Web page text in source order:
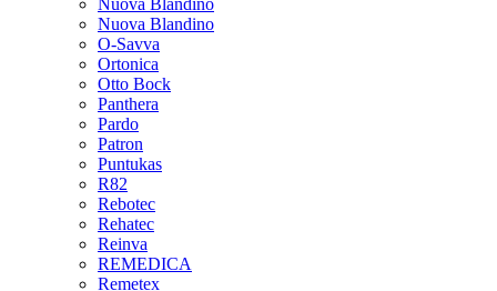
Nuova Blandino
Nuova Blandino
O-Savva
Ortonica
Otto Bock
Panthera
Pardo
Patron
Puntukas
R82
Rebotec
Rehatec
Reinva
REMEDICA
Remetex